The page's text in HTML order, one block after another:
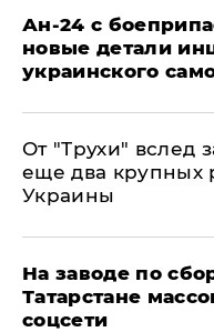
Ан-24 с
новые детали
украинского
От "Трухи" вслед
еще два крупных
Украины
На заводе по
Татарстане
соцсети